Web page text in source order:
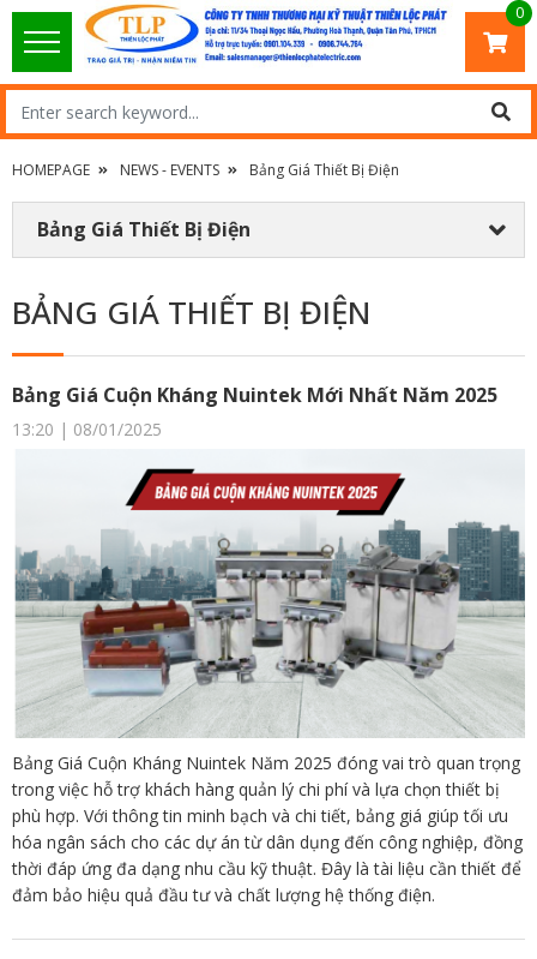
0
HOMEPAGE NEWS - EVENTS Bảng Giá Thiết Bị Điện
Bảng Giá Thiết Bị Điện
BẢNG GIÁ THIẾT BỊ ĐIỆN
Bảng Giá Cuộn Kháng Nuintek Mới Nhất Năm 2025
13:20 | 08/01/2025
Bảng Giá Cuộn Kháng Nuintek Năm 2025 đóng vai trò quan trọng
trong việc hỗ trợ khách hàng quản lý chi phí và lựa chọn thiết bị
phù hợp. Với thông tin minh bạch và chi tiết, bảng giá giúp tối ưu
hóa ngân sách cho các dự án từ dân dụng đến công nghiệp, đồng
thời đáp ứng đa dạng nhu cầu kỹ thuật. Đây là tài liệu cần thiết để
đảm bảo hiệu quả đầu tư và chất lượng hệ thống điện.